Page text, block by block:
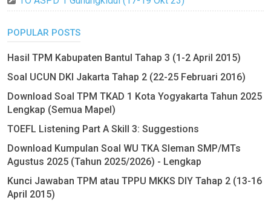
POPULAR POSTS
Hasil TPM Kabupaten Bantul Tahap 3 (1-2 April 2015)
Soal UCUN DKI Jakarta Tahap 2 (22-25 Februari 2016)
Download Soal TPM TKAD 1 Kota Yogyakarta Tahun 2025
Lengkap (Semua Mapel)
TOEFL Listening Part A Skill 3: Suggestions
Download Kumpulan Soal WU TKA Sleman SMP/MTs
Agustus 2025 (Tahun 2025/2026) - Lengkap
Kunci Jawaban TPM atau TPPU MKKS DIY Tahap 2 (13-16
April 2015)